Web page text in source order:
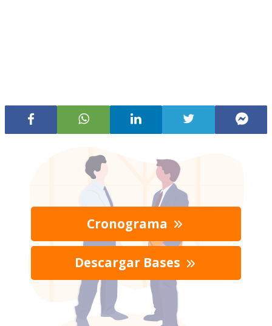
Cronograma
Descargar Bases